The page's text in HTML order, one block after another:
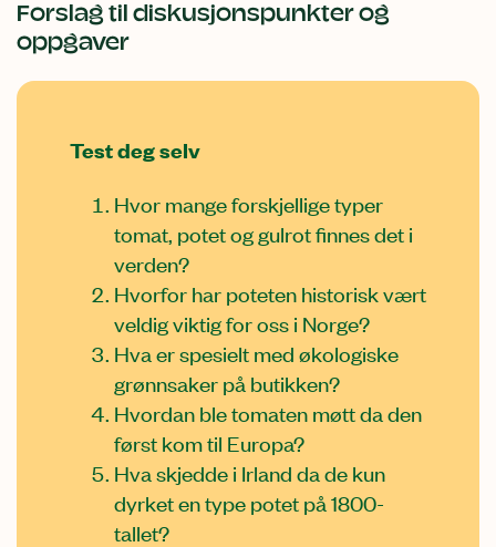
Forslag til diskusjonspunkter og
oppgaver
Test deg selv
Hvor mange forskjellige typer
tomat, potet og gulrot finnes det i
verden?
Hvorfor har poteten historisk vært
veldig viktig for oss i Norge?
Hva er spesielt med økologiske
grønnsaker på butikken?
Hvordan ble tomaten møtt da den
først kom til Europa?
Hva skjedde i Irland da de kun
dyrket en type potet på 1800-
tallet?